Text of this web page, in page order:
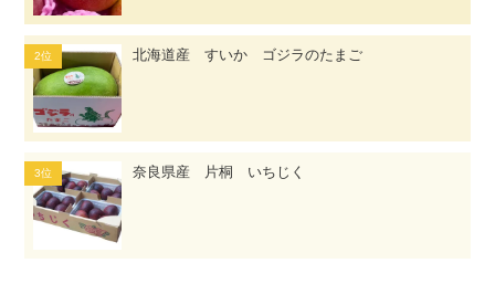
北海道産 すいか ゴジラのたまご
奈良県産 片桐 いちじく